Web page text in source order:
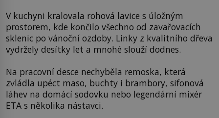
V kuchyni kralovala rohová lavice s úložným
prostorem, kde končilo všechno od zavařovacích
sklenic po vánoční ozdoby. Linky z kvalitního dřeva
vydržely desítky let a mnohé slouží dodnes.
Na pracovní desce nechyběla remoska, která
zvládla upéct maso, buchty i brambory, sifonová
láhev na domácí sodovku nebo legendární mixér
ETA s několika nástavci.